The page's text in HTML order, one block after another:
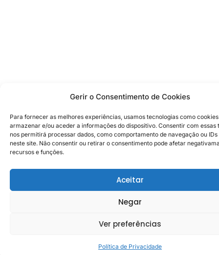
Gerir o Consentimento de Cookies
Para fornecer as melhores experiências, usamos tecnologias como
armazenar e/ou aceder a informações do dispositivo. Consentir com essas
nos permitirá processar dados, como comportamento de navegação ou
neste site. Não consentir ou retirar o consentimento pode afetar
recursos e funções.
Aceitar
Negar
Ver preferências
Política de Privacidade